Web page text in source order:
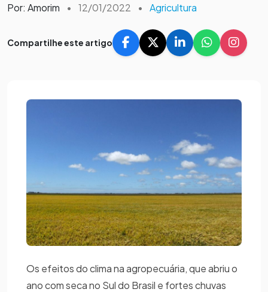
Por: Amorim • 12/01/2022 • Agricultura
Compartilhe este artigo
Os efeitos do clima na agropecuária, que abriu o
ano com seca no Sul do Brasil e fortes chuvas